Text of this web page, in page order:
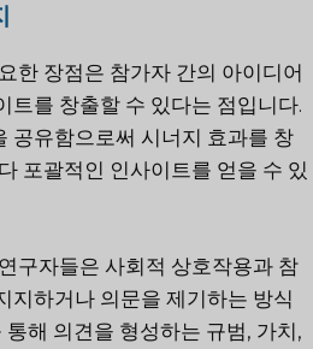
한 장점은 참가자 간의 아이디어
트를 창출할 수 있다는 점입니다.
공유함으로써 시너지 효과를 창
포괄적인 인사이트를 얻을 수 있
구자들은 사회적 상호작용과 참
지하거나 의문을 제기하는 방식
해 의견을 형성하는 규범, 가치,